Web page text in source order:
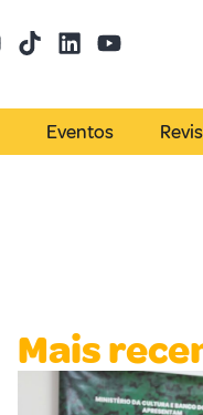
Eventos
Mais